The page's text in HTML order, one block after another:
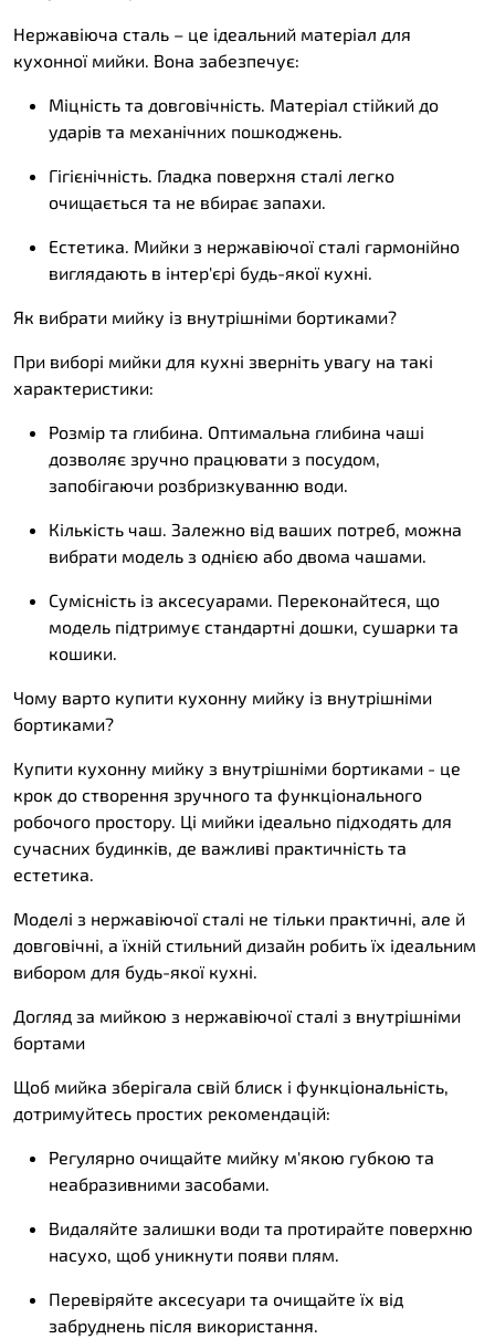
Нержавіюча сталь – це ідеальний матеріал для
кухонної мийки. Вона забезпечує:
Міцність та довговічність. Матеріал стійкий до
ударів та механічних пошкоджень.
Гігієнічність. Гладка поверхня сталі легко
очищається та не вбирає запахи.
Естетика. Мийки з нержавіючої сталі гармонійно
виглядають в інтер'єрі будь-якої кухні.
Як вибрати мийку із внутрішніми бортиками?
При виборі мийки для кухні зверніть увагу на такі
характеристики:
Розмір та глибина. Оптимальна глибина чаші
дозволяє зручно працювати з посудом,
запобігаючи розбризкуванню води.
Кількість чаш. Залежно від ваших потреб, можна
вибрати модель з однією або двома чашами.
Сумісність із аксесуарами. Переконайтеся, що
модель підтримує стандартні дошки, сушарки та
кошики.
Чому варто купити кухонну мийку із внутрішніми
бортиками?
Купити кухонну мийку з внутрішніми бортиками - це
крок до створення зручного та функціонального
робочого простору. Ці мийки ідеально підходять для
сучасних будинків, де важливі практичність та
естетика.
Моделі з нержавіючої сталі не тільки практичні, але й
довговічні, а їхній стильний дизайн робить їх ідеальним
вибором для будь-якої кухні.
Догляд за мийкою з нержавіючої сталі з внутрішніми
бортами
Щоб мийка зберігала свій блиск і функціональність,
дотримуйтесь простих рекомендацій:
Регулярно очищайте мийку м'якою губкою та
неабразивними засобами.
Видаляйте залишки води та протирайте поверхню
насухо, щоб уникнути появи плям.
Перевіряйте аксесуари та очищайте їх від
забруднень після використання.